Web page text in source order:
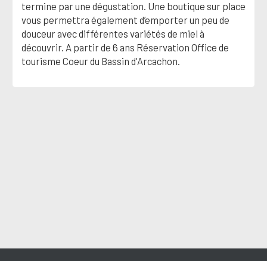
termine par une dégustation. Une boutique sur place
vous permettra également d’emporter un peu de
douceur avec différentes variétés de miel à
découvrir. A partir de 6 ans Réservation Office de
tourisme Coeur du Bassin d'Arcachon.